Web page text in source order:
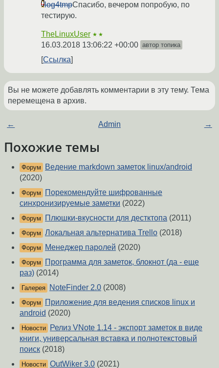
log4tmpСпасибо, вечером попробую, по
тестирую.
TheLinuxUser ★★
16.03.2018 13:06:22 +00:00 автор топика
Ссылка
Вы не можете добавлять комментарии в эту тему. Тема
перемещена в архив.
← Admin →
Похожие темы
Форум
Ведение markdown заметок linux/android
(2020)
Форум
Порекомендуйте шифрованные
синхронизируемые заметки (2022)
Форум Плюшки-вкусности для дестктопа (2011)
Форум Локальная альтернатива Trello (2018)
Форум Менеджер паролей (2020)
Форум
Программа для заметок, блокнот (да - еще
раз) (2014)
Галерея NoteFinder 2.0 (2008)
Форум
Приложение для ведения списков linux и
android (2020)
Новости
Релиз VNote 1.14 - экспорт заметок в виде
книги, универсальная вставка и полнотекстовый
поиск (2018)
Новости OutWiker 3.0 (2021)